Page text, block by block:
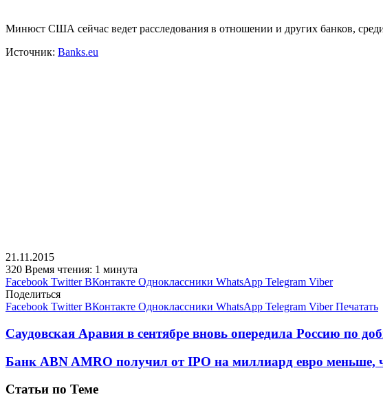
Минюст США сейчас ведет расследования в отношении и других банков,
Источник: Banks.eu
21.11.2015
320 Время чтения: 1 минута
Facebook Twitter ВКонтакте Одноклассники WhatsApp Telegram Viber
Поделиться
Facebook Twitter ВКонтакте Одноклассники WhatsApp Telegram Viber Печатать
Саудовская Аравия в сентябре вновь опередила Россию по
Банк ABN AMRO получил от IPO на миллиард евро меньше,
Статьи по Теме